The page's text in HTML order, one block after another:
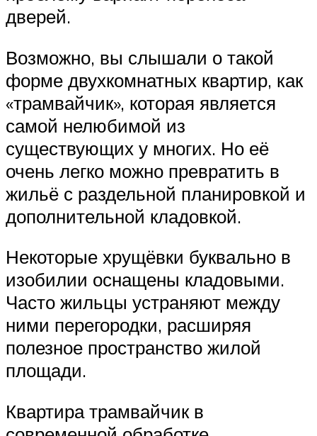
дверей.
Возможно, вы слышали о такой
форме двухкомнатных квартир, как
«трамвайчик», которая является
самой нелюбимой из
существующих у многих. Но её
очень легко можно превратить в
жильё с раздельной планировкой и
дополнительной кладовкой.
Некоторые хрущёвки буквально в
изобилии оснащены кладовыми.
Часто жильцы устраняют между
ними перегородки, расширяя
полезное пространство жилой
площади.
Квартира трамвайчик в